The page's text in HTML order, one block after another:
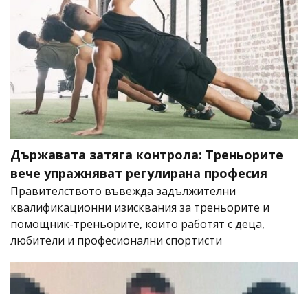
Държавата затяга контрола: Треньорите
вече упражняват регулирана професия
Правителството въвежда задължителни
квалификационни изисквания за треньорите и
помощник-треньорите, които работят с деца,
любители и професионални спортисти